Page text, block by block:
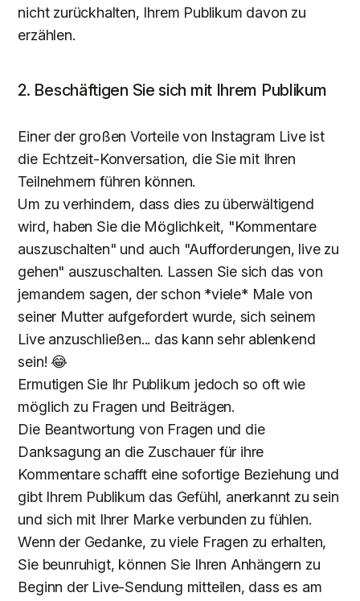
nicht zurückhalten, Ihrem Publikum davon zu
erzählen.
2. Beschäftigen Sie sich mit Ihrem Publikum
Einer der großen Vorteile von Instagram Live ist
die Echtzeit-Konversation, die Sie mit Ihren
Teilnehmern führen können.
Um zu verhindern, dass dies zu überwältigend
wird, haben Sie die Möglichkeit, "Kommentare
auszuschalten" und auch "Aufforderungen, live zu
gehen" auszuschalten. Lassen Sie sich das von
jemandem sagen, der schon *viele* Male von
seiner Mutter aufgefordert wurde, sich seinem
Live anzuschließen... das kann sehr ablenkend
sein! 😂
Ermutigen Sie Ihr Publikum jedoch so oft wie
möglich zu Fragen und Beiträgen.
Die Beantwortung von Fragen und die
Danksagung an die Zuschauer für ihre
Kommentare schafft eine sofortige Beziehung und
gibt Ihrem Publikum das Gefühl, anerkannt zu sein
und sich mit Ihrer Marke verbunden zu fühlen.
Wenn der Gedanke, zu viele Fragen zu erhalten,
Sie beunruhigt, können Sie Ihren Anhängern zu
Beginn der Live-Sendung mitteilen, dass es am